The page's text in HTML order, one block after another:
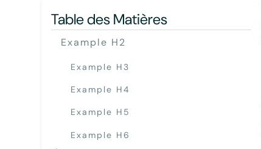
Table des Matières
Example H2
Example H3
Example H4
Example H5
Example H6